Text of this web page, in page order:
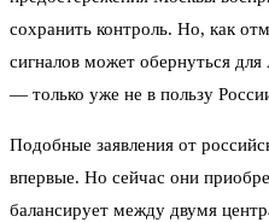
сохранить контроль. Но, как
сигналов может обернуться
— только уже не в пользу
Подобные заявления от
впервые. Но сейчас они
балансирует между двумя